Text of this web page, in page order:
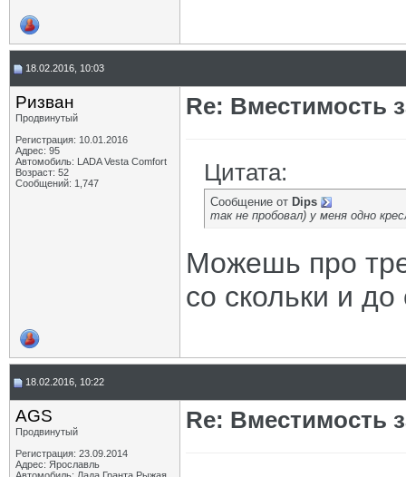
18.02.2016, 10:03
Ризван
Продвинутый
Регистрация: 10.01.2016
Адрес: 95
Автомобиль: LADA Vesta Сomfort
Возраст: 52
Сообщений: 1,747
Re: Вместимость
Цитата:
Сообщение от Dips
так не пробовал) у меня одно
Можешь про
со скольки и
18.02.2016, 10:22
AGS
Продвинутый
Регистрация: 23.09.2014
Адрес: Ярославль
Re: Вместимость